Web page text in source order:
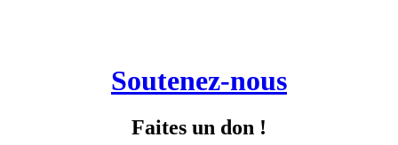
Soutenez-nous
Faites un don !